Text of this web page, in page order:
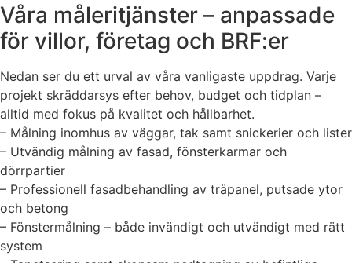
Våra måleritjänster – anpassade
för villor, företag och BRF:er
Nedan ser du ett urval av våra vanligaste uppdrag. Varje
projekt skräddarsys efter behov, budget och tidplan –
alltid med fokus på kvalitet och hållbarhet.
– Målning inomhus av väggar, tak samt snickerier och lister
– Utvändig målning av fasad, fönsterkarmar och
dörrpartier
– Professionell fasadbehandling av träpanel, putsade ytor
och betong
– Fönstermålning – både invändigt och utvändigt med rätt
system